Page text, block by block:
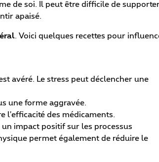
de soi. Il peut être difficile de
apaisé.
. Voici quelques recettes pour
avéré. Le stress peut déclencher une
une forme aggravée.
l'efficacité des médicaments.
impact positif sur les processus
permet également de réduire le